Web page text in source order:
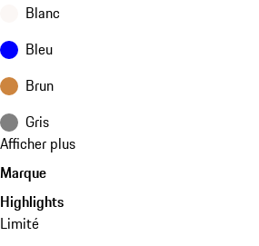
Blanc
Bleu
Brun
Gris
Afficher plus
Marque
Highlights
Limité